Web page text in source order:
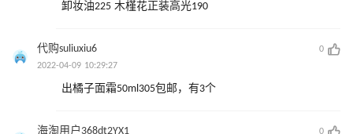
卸妆油225 木槿花正装高光190
代购suliuxiu6
0
2022-04-09 10:29:27
出橘子面霜50ml305包邮，有3个
海淘用户368dt2YX1
0